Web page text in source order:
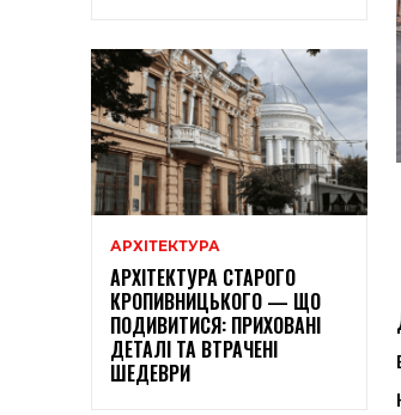
АРХІТЕКТУРА
АРХІТЕКТУРА СТАРОГО
КРОПИВНИЦЬКОГО — ЩО
ПОДИВИТИСЯ: ПРИХОВАНІ
ДЕТАЛІ ТА ВТРАЧЕНІ
ШЕДЕВРИ